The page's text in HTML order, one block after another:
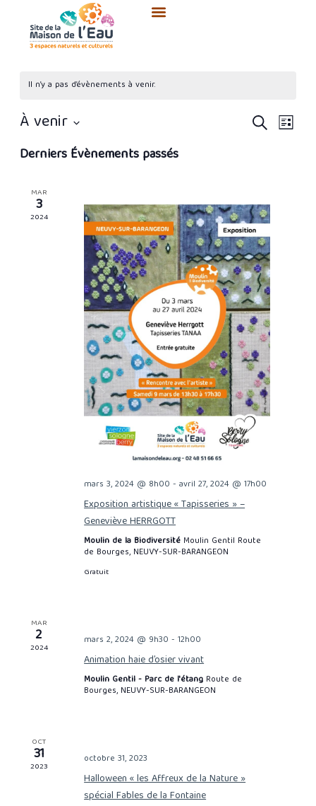
contenu
Il n’y a pas d’évènements à venir.
vues
Recherche
Liste
À venir
Sélectionnez
une
Derniers Évènements passés
MAR
3
2024
mars 3, 2024 @ 8h00 -avril 27, 2024 @ 17h00
Exposition artistique « Tapisseries » –
Geneviève HERRGOTT
Moulin de la Biodiversité Moulin Gentil Route
de Bourges, NEUVY-SUR-BARANGEON
Gratuit
MAR
2
2024
mars 2, 2024 @ 9h30 -12h00
Animation haie d’osier vivant
Moulin Gentil - Parc de l'étang Route de
Bourges, NEUVY-SUR-BARANGEON
OCT
31
2023
octobre 31, 2023
Halloween « les Affreux de la Nature »
spécial Fables de la Fontaine